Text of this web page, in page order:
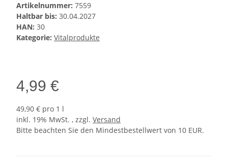
Artikelnummer: 7559
Haltbar bis: 30.04.2027
HAN: 30
Kategorie: Vitalprodukte
4,99 €
49,90 € pro 1 l
inkl. 19% MwSt. , zzgl. Versand
Bitte beachten Sie den Mindestbestellwert von 10 EUR.